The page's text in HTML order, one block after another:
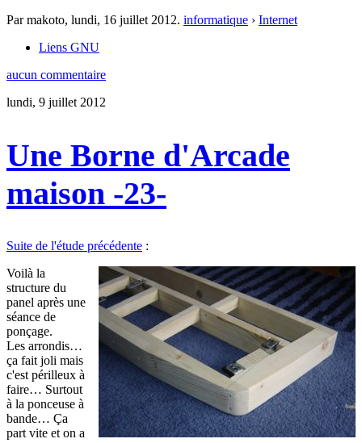
Par makoto, lundi, 16 juillet 2012. informatique › Internet
Liens GNU
aucun commentaire
lundi, 9 juillet 2012
Une Borne d'Arcade
maison -23-
Suite de l'étude précédente :
Voilà la
structure du
panel après une
séance de
ponçage.
Les arrondis…
ça fait joli mais
c'est périlleux à
faire… Surtout
à la ponceuse à
bande… Ça
part vite et on a